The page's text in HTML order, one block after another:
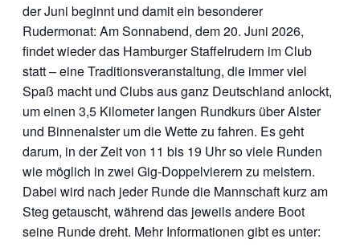
der Juni beginnt und damit ein besonderer
Rudermonat: Am Sonnabend, dem 20. Juni 2026,
findet wieder das Hamburger Staffelrudern im Club
statt – eine Traditionsveranstaltung, die immer viel
Spaß macht und Clubs aus ganz Deutschland anlockt,
um einen 3,5 Kilometer langen Rundkurs über Alster
und Binnenalster um die Wette zu fahren. Es geht
darum, in der Zeit von 11 bis 19 Uhr so viele Runden
wie möglich in zwei Gig-Doppelvierern zu meistern.
Dabei wird nach jeder Runde die Mannschaft kurz am
Steg getauscht, während das jeweils andere Boot
seine Runde dreht. Mehr Informationen gibt es unter: